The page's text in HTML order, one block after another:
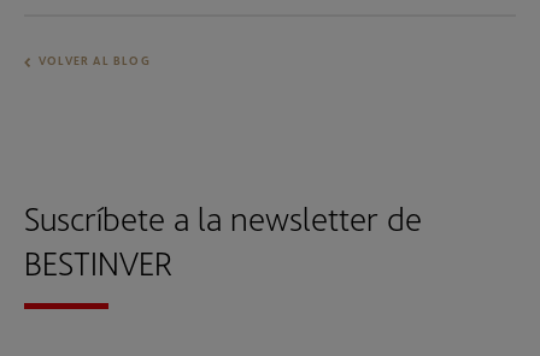
VOLVER AL BLOG
Suscríbete a la newsletter de
BESTINVER